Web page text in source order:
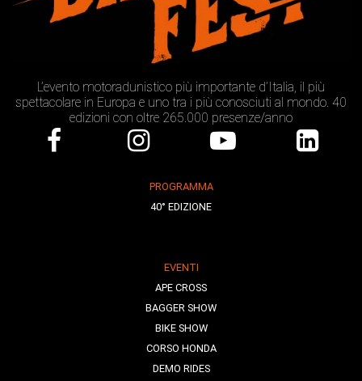
L’evento motoradunistico più importante d’Italia, il più
spettacolare in Europa e uno tra i più conosciuti al mondo. 40
edizioni con oltre 265.000 presenze/anno
PROGRAMMA
40° EDIZIONE
EVENTI
APE CROSS
BAGGER SHOW
BIKE SHOW
CORSO HONDA
DEMO RIDES